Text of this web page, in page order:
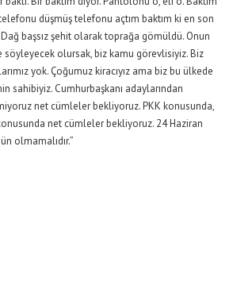
düşmüş telefonu açtım baktım ki en son
başsız şehit olarak toprağa gömüldü. Onun
söyleyecek olursak, biz kamu görevlisiyiz. Biz
yok. Çoğumuz kiracıyız ama biz bu ülkede
sahibiyiz. Cumhurbaşkanı adaylarından
net cümleler bekliyoruz. PKK konusunda,
net cümleler bekliyoruz. 24 Haziran
olmamalıdır.”